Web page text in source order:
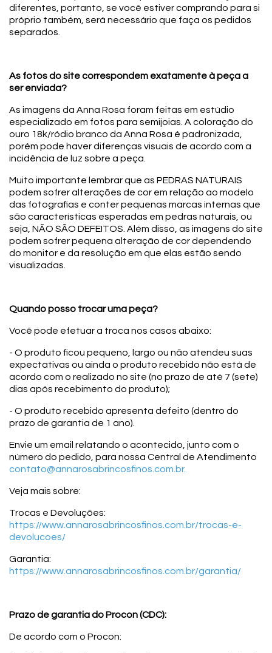
diferentes, portanto, se você estiver comprando para si
próprio também, será necessário que faça os pedidos
separados.
As fotos do site correspondem exatamente à peça a
ser enviada?
As imagens da Anna Rosa foram feitas em estúdio
especializado em fotos para semijoias. A coloração do
ouro 18k/ródio branco da Anna Rosa é padronizada,
porém pode haver diferenças visuais de acordo com a
incidência de luz sobre a peça.
Muito importante lembrar que as PEDRAS NATURAIS
podem sofrer alterações de cor em relação ao modelo
das fotografias e conter pequenas marcas internas que
são características esperadas em pedras naturais, ou
seja, NÃO SÃO DEFEITOS. Além disso, as imagens do site
podem sofrer pequena alteração de cor dependendo
do monitor e da resolução em que elas estão sendo
visualizadas.
Quando posso trocar uma peça?
Você pode efetuar a troca nos casos abaixo:
- O produto ficou pequeno, largo ou não atendeu suas
expectativas ou ainda o produto recebido não está de
acordo com o realizado no site (no prazo de até 7 (sete)
dias após recebimento do produto);
- O produto recebido apresenta defeito (dentro do
prazo de garantia de 1 ano).
Envie um email relatando o acontecido, junto com o
número do pedido, para nossa Central de Atendimento
contato@annarosabrincosfinos.com.br.
Veja mais sobre:
Trocas e Devoluções:
https://www.annarosabrincosfinos.com.br/trocas-e-
devolucoes/
Garantia:
https://www.annarosabrincosfinos.com.br/garantia/
Prazo de garantia do Procon (CDC):
De acordo com o Procon: